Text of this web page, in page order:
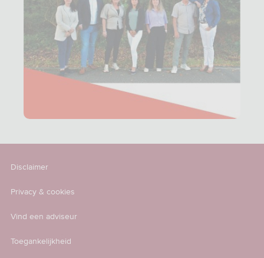
Disclaimer
Privacy & cookies
Vind een adviseur
Toegankelijkheid